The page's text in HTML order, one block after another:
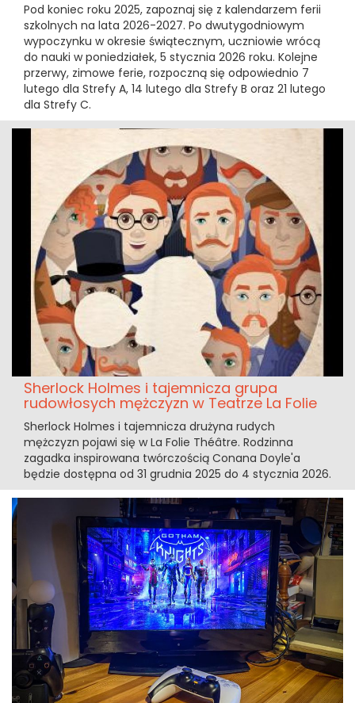
Pod koniec roku 2025, zapoznaj się z kalendarzem ferii
szkolnych na lata 2026-2027. Po dwutygodniowym
wypoczynku w okresie świątecznym, uczniowie wrócą
do nauki w poniedziałek, 5 stycznia 2026 roku. Kolejne
przerwy, zimowe ferie, rozpoczną się odpowiednio 7
lutego dla Strefy A, 14 lutego dla Strefy B oraz 21 lutego
dla Strefy C.
Sherlock Holmes i tajemnicza grupa
rudowłosych mężczyzn w Teatrze La Folie
Sherlock Holmes i tajemnicza drużyna rudych
mężczyzn pojawi się w La Folie Théâtre. Rodzinna
zagadka inspirowana twórczością Conana Doyle'a
będzie dostępna od 31 grudnia 2025 do 4 stycznia 2026.